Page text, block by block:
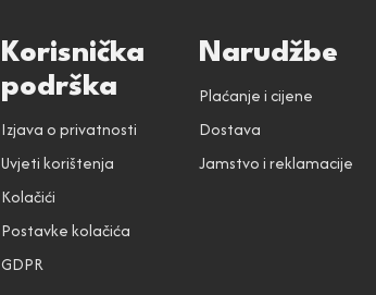
Korisnička
podrška
Izjava o privatnosti
Uvjeti korištenja
Kolačići
Postavke kolačića
GDPR
Narudžbe
Plaćanje i cijene
Dostava
Jamstvo i reklamacije